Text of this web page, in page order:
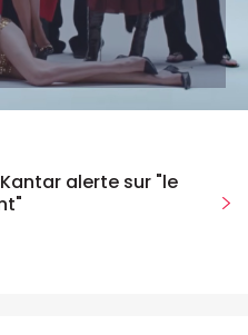
alerte sur "le